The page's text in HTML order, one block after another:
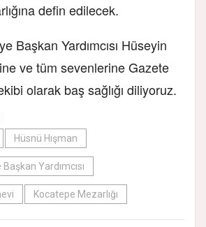
defin edilecek.
Başkan Yardımcısı Hüseyin
ve tüm sevenlerine Gazete
olarak baş sağlığı diliyoruz.
Hüsnü Hışman
Yardımcısı
Kocatepe Mezarlığı